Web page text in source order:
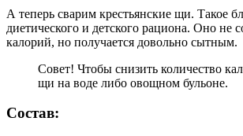
А теперь сварим крестьянские щи. Такое
диетического и детского рациона. Оно не
калорий, но получается довольно сытным.
Совет! Чтобы снизить количество
щи на воде либо овощном бульоне.
Состав: